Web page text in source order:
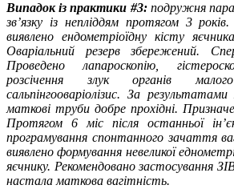
Випадок із практики #3: подружня пара
зв’язку із непліддям протягом 3
виявлено ендометріоїдну кісту
Оваріальний резерв збережений.
Проведено лапароскопію,
розсічення злук органів
сальпінгооваріолізис. За
маткові труби добре прохідні.
Протягом 6 міс після останньої
програмування спонтанного зачаття
виявлено формування невеликої
яєчнику. Рекомендовано застосування
настала маткова вагітність.